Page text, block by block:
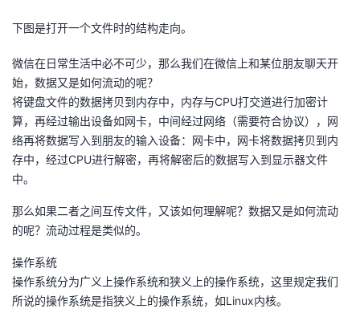
下图是打开一个文件时的结构走向。
微信在日常生活中必不可少，那么我们在微信上和某位朋友聊天开
始，数据又是如何流动的呢？
将键盘文件的数据拷贝到内存中，内存与CPU打交道进行加密计
算，再经过输出设备如网卡，中间经过网络（需要符合协议），网
络再将数据写入到朋友的输入设备：网卡中，网卡将数据拷贝到内
存中，经过CPU进行解密，再将解密后的数据写入到显示器文件
中。
那么如果二者之间互传文件，又该如何理解呢？数据又是如何流动
的呢？流动过程是类似的。
操作系统
操作系统分为广义上操作系统和狭义上的操作系统，这里规定我们
所说的操作系统是指狭义上的操作系统，如Linux内核。